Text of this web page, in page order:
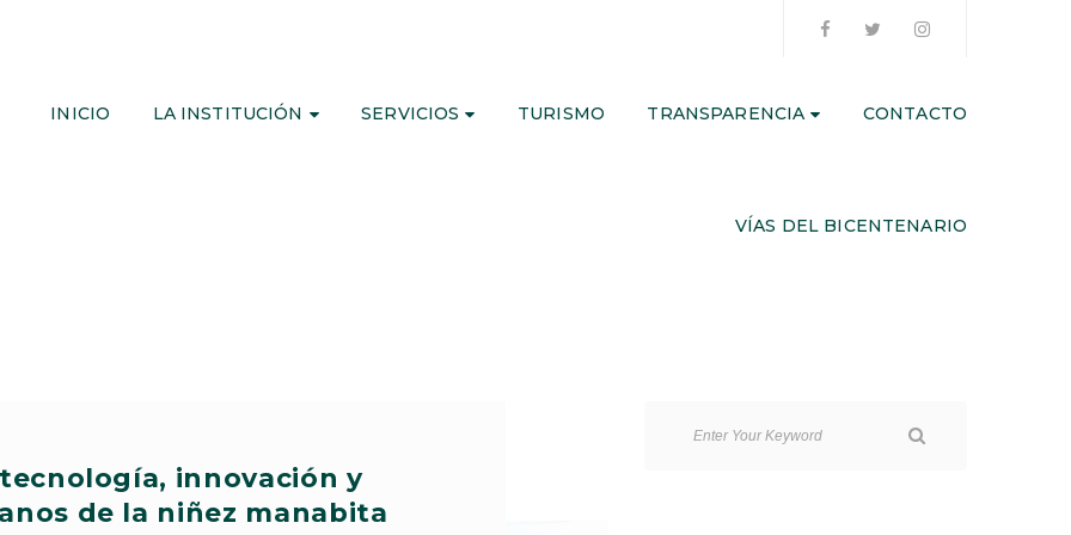
INICIO LA INSTITUCIÓN SERVICIOS TURISMO TRANSPARENCIA CONTACTO
VÍAS DEL BICENTENARIO
tecnología, innovación y
de la niñez manabita